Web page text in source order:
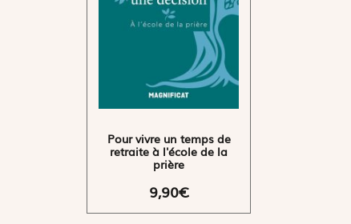
Pour vivre un temps de
retraite à l'école de la
prière
9,90€